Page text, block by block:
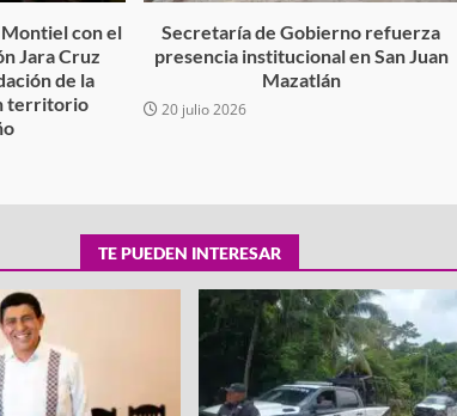
con el
Jara Cruz
de la
territorio
Secretaría de Gobierno refuerza
presencia institucional en San Juan
Mazatlán
20 julio 2026
TE PUEDEN INTERESAR